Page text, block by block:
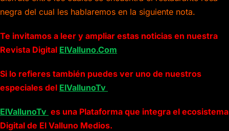
negra del cual les hablaremos en la siguiente nota.
Te invitamos a leer y ampliar estas noticias en nuestra
Revista Digital ElValluno.Com
Si lo refieres también puedes ver uno de nuestros
especiales del ElVallunoTv
ElVallunoTv es una Plataforma que integra el ecosistema
Digital de El Valluno Medios.